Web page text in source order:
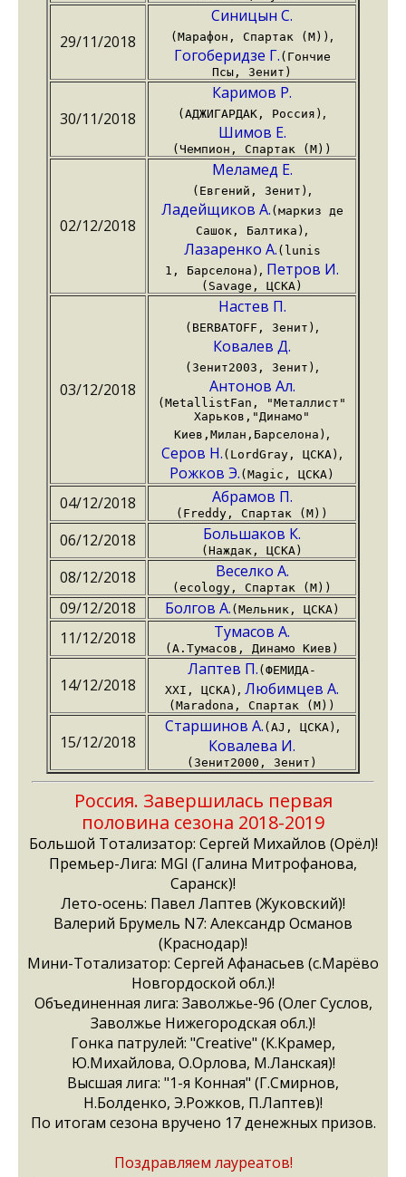
29/11/2018
Синицын С.
(Марафон, Спартак (М)) ,
Гогоберидзе Г. (Гончие
Псы, Зенит)
30/11/2018
Каримов Р.
(АДЖИГАРДАК, Россия) ,
Шимов Е.
(Чемпион, Спартак (М))
02/12/2018
Меламед Е.
(Евгений, Зенит) ,
Ладейщиков А. (маркиз де
Сашок, Балтика) ,
Лазаренко А. (lunis
1, Барселона) , Петров И.
(Savage, ЦСКА)
03/12/2018
Настев П.
(BERBATOFF, Зенит) ,
Ковалев Д.
(Зенит2003, Зенит) ,
Антонов Ал.
(MetallistFan, "Металлист"
Харьков,"Динамо"
Киев,Милан,Барселона) ,
Серов Н. (LordGray, ЦСКА) ,
Рожков Э. (Magic, ЦСКА)
04/12/2018 Абрамов П.
(Freddy, Спартак (М))
06/12/2018 Большаков К.
(Наждак, ЦСКА)
08/12/2018 Веселко А.
(ecology, Спартак (М))
09/12/2018 Болгов А. (Мельник, ЦСКА)
11/12/2018 Тумасов А.
(А.Тумасов, Динамо Киев)
14/12/2018
Лаптев П. (ФЕМИДА-
XXI, ЦСКА) , Любимцев А.
(Maradona, Спартак (М))
15/12/2018
Старшинов А. (AJ, ЦСКА) ,
Ковалева И.
(Зенит2000, Зенит)
Россия. Завершилась первая
половина сезона 2018-2019
Большой Тотализатор: Сергей Михайлов (Орёл)!
Премьер-Лига: MGI (Галина Митрофанова,
Саранск)!
Лето-осень: Павел Лаптев (Жуковский)!
Валерий Брумель N7: Александр Османов
(Краснодар)!
Мини-Тотализатор: Сергей Афанасьев (с.Марёво
Новгордоской обл.)!
Объединенная лига: Заволжье-96 (Олег Суслов,
Заволжье Нижегородская обл.)!
Гонка патрулей: "Creative" (К.Крамер,
Ю.Михайлова, О.Орлова, М.Ланская)!
Высшая лига: "1-я Конная" (Г.Смирнов,
Н.Болденко, Э.Рожков, П.Лаптев)!
По итогам сезона вручено 17 денежных призов.
Поздравляем лауреатов!